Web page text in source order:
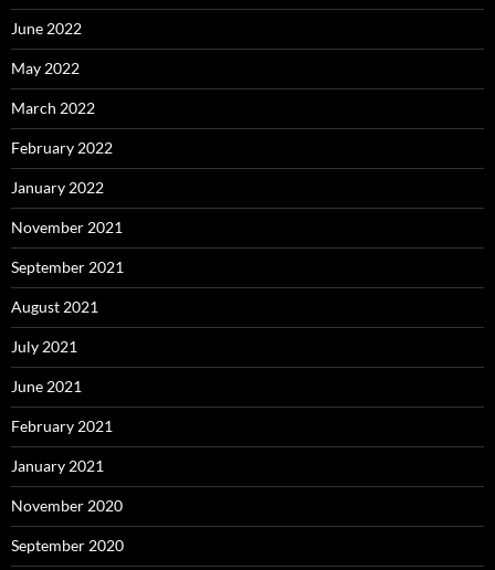
June 2022
May 2022
March 2022
February 2022
January 2022
November 2021
September 2021
August 2021
July 2021
June 2021
February 2021
January 2021
November 2020
September 2020